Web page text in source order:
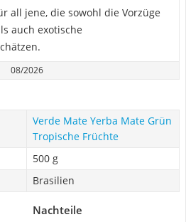
all jene, die sowohl die Vorzüge
auch exotische
08/2026
Verde Mate Yerba Mate Grün
Tropische Früchte
500 g
Brasilien
Nachteile